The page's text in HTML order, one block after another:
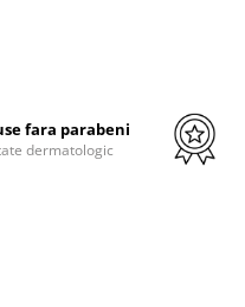
fara parabeni
dermatologic